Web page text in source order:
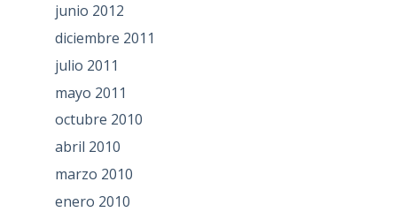
junio 2012
diciembre 2011
julio 2011
mayo 2011
octubre 2010
abril 2010
marzo 2010
enero 2010